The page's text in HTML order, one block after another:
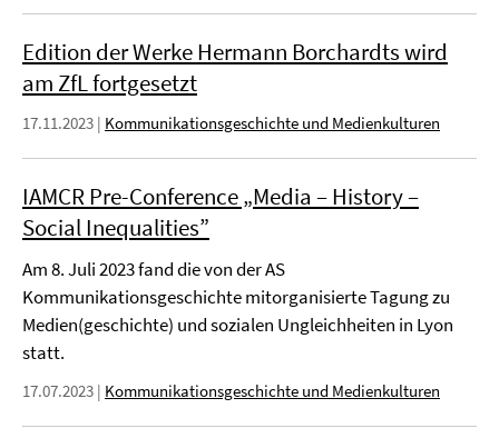
Edition der Werke Hermann Borchardts wird
am ZfL fortgesetzt
17.11.2023 | Kommunikationsgeschichte und Medienkulturen
IAMCR Pre-Conference „Media – History –
Social Inequalities”
Am 8. Juli 2023 fand die von der AS
Kommunikationsgeschichte mitorganisierte Tagung zu
Medien(geschichte) und sozialen Ungleichheiten in Lyon
statt.
17.07.2023 | Kommunikationsgeschichte und Medienkulturen